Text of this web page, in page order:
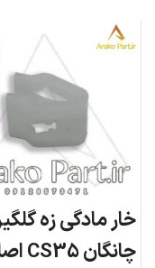
خار مادگی زه
چانگان CS35 اصلی